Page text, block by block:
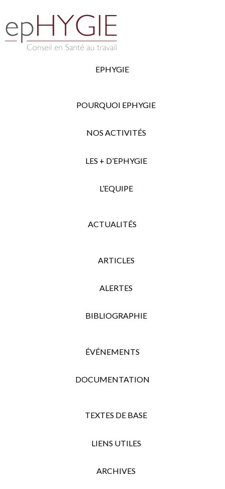
EPHYGIE
POURQUOI EPHYGIE
NOS ACTIVITÉS
LES + D’EPHYGIE
L’EQUIPE
ACTUALITÉS
ARTICLES
ALERTES
BIBLIOGRAPHIE
ÉVÉNEMENTS
DOCUMENTATION
TEXTES DE BASE
LIENS UTILES
ARCHIVES